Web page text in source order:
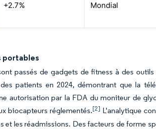
+2.7% Mondial
portables
passés de gadgets de fitness à des
patients en 2024, démontrant que la
autorisation par la FDA du moniteur de
biocapteurs réglementés.[2] L'analytique
et les réadmissions. Des facteurs de forme